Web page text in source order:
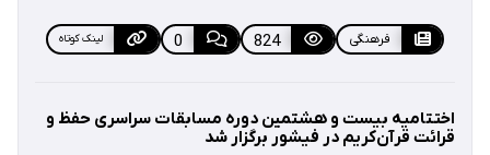
فرهنگی 824
0 لینک کوتاه
اختتامیه بیست و هشتمین دوره مسابقات سراسری حفظ و
قرائت قرآن‌کریم در فیشور برگزار شد